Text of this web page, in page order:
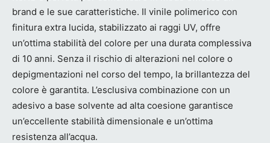
brand e le sue caratteristiche. Il vinile polimerico con
finitura extra lucida, stabilizzato ai raggi UV, offre
un’ottima stabilità del colore per una durata complessiva
di 10 anni. Senza il rischio di alterazioni nel colore o
depigmentazioni nel corso del tempo, la brillantezza del
colore è garantita. L’esclusiva combinazione con un
adesivo a base solvente ad alta coesione garantisce
un’eccellente stabilità dimensionale e un’ottima
resistenza all’acqua.